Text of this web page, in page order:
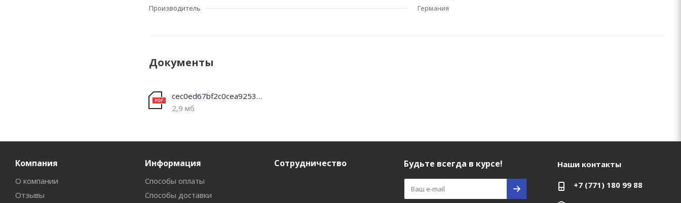
Производитель
Германия
Документы
cec0ed67bf2c0cea9253b9b18c8d1c22
2,9 мб
Компания
О компании
Отзывы
Информация
Способы оплаты
Способы доставки
Сотрудничество Будьте всегда в курсе! Наши контакты
+7 (771) 180 99 88